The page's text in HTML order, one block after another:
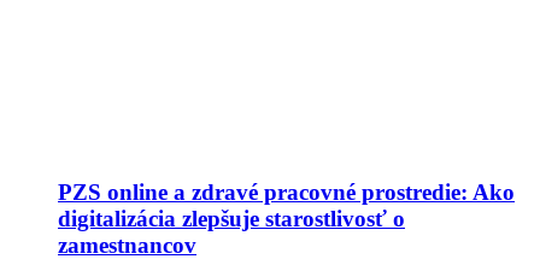
PZS online a zdravé pracovné prostredie: Ako
digitalizácia zlepšuje starostlivosť o
zamestnancov